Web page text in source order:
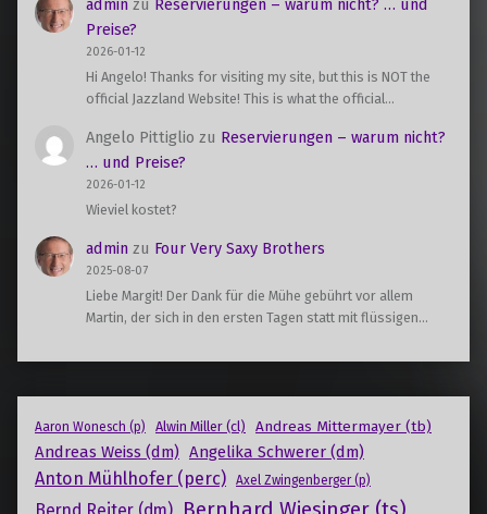
admin zu Reservierungen – warum nicht? … und
Preise?
2026-01-12
Hi Angelo! Thanks for visiting my site, but this is NOT the
official Jazzland Website! This is what the official…
Angelo Pittiglio zu Reservierungen – warum nicht?
… und Preise?
2026-01-12
Wieviel kostet?
admin zu Four Very Saxy Brothers
2025-08-07
Liebe Margit! Der Dank für die Mühe gebührt vor allem
Martin, der sich in den ersten Tagen statt mit flüssigen…
Aaron Wonesch (p) Alwin Miller (cl) Andreas Mittermayer (tb)
Andreas Weiss (dm) Angelika Schwerer (dm)
Anton Mühlhofer (perc) Axel Zwingenberger (p)